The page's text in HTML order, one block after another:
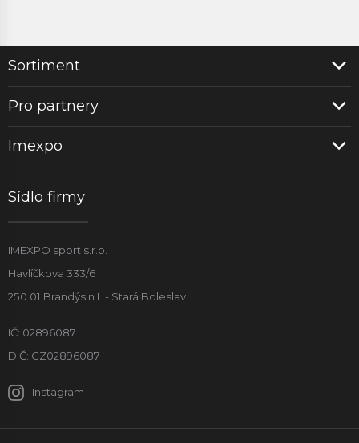
Sortiment
Pro partnery
Imexpo
Sídlo firmy
IMEXPO sport s.r.o.
Havlíčkova 333/6
250 01 Brandýs n.L - Stará Boleslav
IČ: 02896087
DIČ: CZ02896087
Instagram